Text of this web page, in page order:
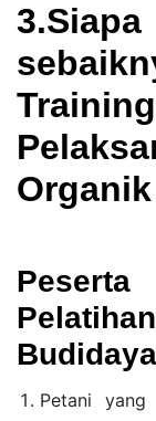
Peserta
Petani